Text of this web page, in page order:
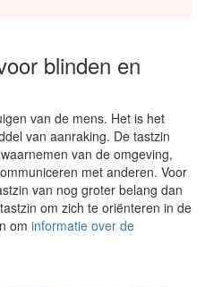
blinden en
van de mens. Het is het
van aanraking. De tastzin
van de omgeving,
met anderen. Voor
van nog groter belang dan
om zich te oriënteren in de
om informatie over de